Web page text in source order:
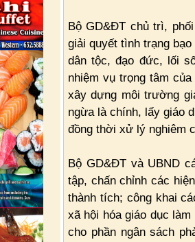
Bộ GD&ĐT chủ trì,
giải quyết tình trạng
dân tộc, đạo đức, lối
nhiệm vụ trọng tâm
xây dựng môi trường
ngừa là chính, lấy giáo
đồng thời xử lý nghiêm
Bộ GD&ĐT và UBND
tập, chấn chỉnh các
thành tích; công khai
xã hội hóa giáo dục
cho phần ngân sách